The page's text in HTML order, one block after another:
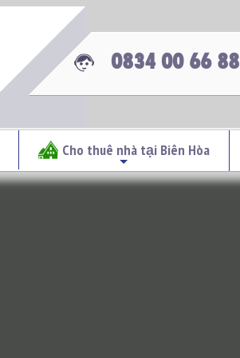
0834 00 66 88
Cho thuê nhà tại Biên Hòa